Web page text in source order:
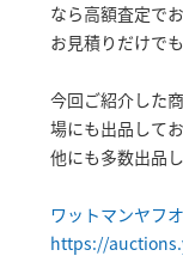
なら高額査定で
お見積りだけで
今回ご紹介した
場にも出品してお
他にも多数出品
ワットマンヤフ
https://